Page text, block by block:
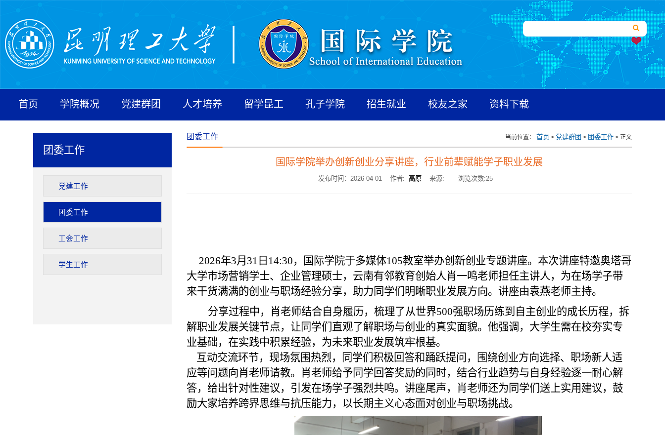
首页 学院概况 党建群团 人才培养 留学昆工 孔子学院 招生就业 校友之家 资料下载
团委工作
党建工作
团委工作
工会工作
学生工作
团委工作 当前位置： 首页 > 党建群团 > 团委工作 > 正文
国际学院举办创新创业分享讲座，行业前辈赋能学子职业发展
发布时间：2026-04-01 作者: 高原 来源: 浏览次数:25
2026年3月31 日 14:30，国际学院于多媒体105教室举办创新创业专题讲座。本次讲座特邀奥塔哥
大学市场营销学士、企业管理硕士，云南有邻教育创始人肖一鸣老师担任主讲人，为在场学子带
来干货满满的创业与职场经验分享，助力同学们明晰职业发展方向。 讲座由袁燕老师主持。
分享过程中，肖老师结合自身履历，梳理了从世界500强职场历练到自主创业的成长历程，拆
解职业发展关键节点，让同学们直观了解职场与创业的真实面貌。他强调，大学生需在校夯实专
业基础，在实践中积累经验，为未来职业发展筑牢根基。
互动交流环节，现场氛围热烈，同学们积极回答和踊跃提问，围绕创业方向选择、职场新人适
应等问题向肖老师请教。肖老师给予同学回答奖励的同时，结合行业趋势与自身经验逐一耐心解
答，给出针对性建议，引发在场学子强烈共鸣。讲座尾声，肖老师还为同学们送上实用建议，鼓
励大家培养跨界思维与抗压能力，以长期主义心态面对创业与职场挑战。